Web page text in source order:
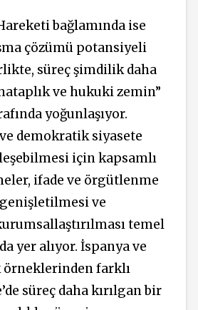
bağlamında ise
çözümü potansiyeli
süreç şimdilik daha
ve hukuki zemin”
yoğunlaşıyor.
demokratik siyasete
için kapsamlı
ifade ve örgütlenme
ve
temel
yer alıyor. İspanya ve
örneklerinden farklı
süreç daha kırılgan bir